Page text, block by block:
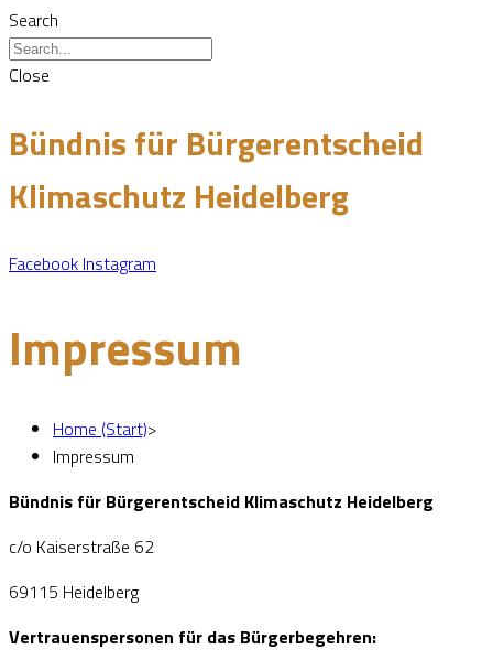
Search
Close
Bündnis für Bürgerentscheid
Klimaschutz Heidelberg
Facebook Instagram
Impressum
Home (Start)>
Impressum
Bündnis für Bürgerentscheid Klimaschutz Heidelberg
c/o Kaiserstraße 62
69115 Heidelberg
Vertrauenspersonen für das Bürgerbegehren: